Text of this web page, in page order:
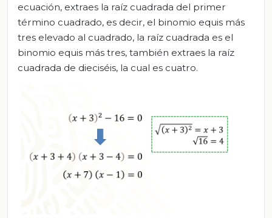
ecuación, extraes la raíz cuadrada del primer
término cuadrado, es decir, el binomio equis más
tres elevado al cuadrado, la raíz cuadrada es el
binomio equis más tres, también extraes la raíz
cuadrada de dieciséis, la cual es cuatro.